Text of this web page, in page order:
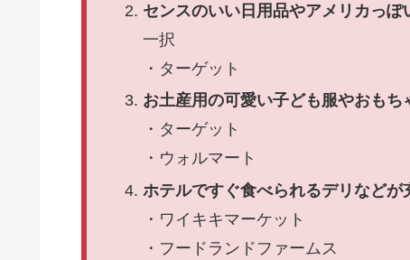
センスのいい日用品やアメリカっぽ
一択
・ターゲット
お土産用の可愛い子ども服やおもち
・ターゲット
・ウォルマート
ホテルですぐ食べられるデリなどが
・ワイキキマーケット
・フードランドファームス